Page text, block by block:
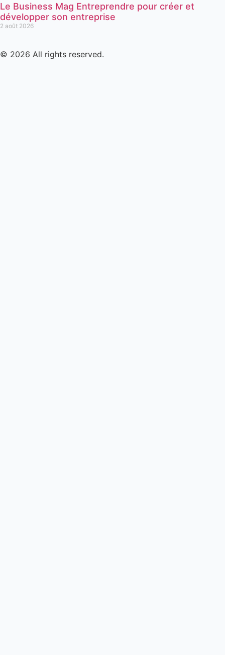
Le Business Mag Entreprendre pour créer et
développer son entreprise
2 août 2026
© 2026 All rights reserved.